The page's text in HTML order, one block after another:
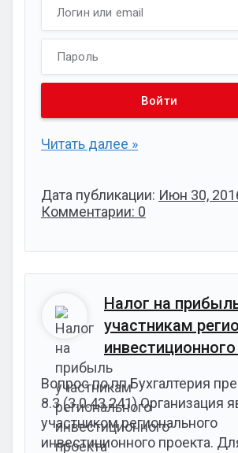
Читать далее »
Дата публикации: Июн 30,
Комментарии: 0
Налог на
участникам
Вопрос по пп Бухгалтерия
8.3 (3.0.43.241) Организация
участником регионального
инвестиционного проекта.